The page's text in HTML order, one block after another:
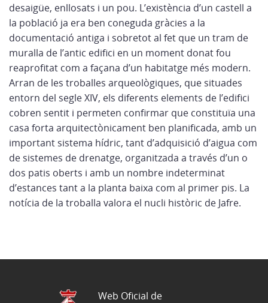
desaigüe, enllosats i un pou. L’existència d’un castell a
la població ja era ben coneguda gràcies a la
documentació antiga i sobretot al fet que un tram de
muralla de l’antic edifici en un moment donat fou
reaprofitat com a façana d’un habitatge més modern.
Arran de les troballes arqueològiques, que situades
entorn del segle XIV, els diferents elements de l’edifici
cobren sentit i permeten confirmar que constituïa una
casa forta arquitectònicament ben planificada, amb un
important sistema hídric, tant d’adquisició d’aigua com
de sistemes de drenatge, organitzada a través d’un o
dos patis oberts i amb un nombre indeterminat
d’estances tant a la planta baixa com al primer pis. La
notícia de la troballa valora el nucli històric de Jafre.
Web Oficial de